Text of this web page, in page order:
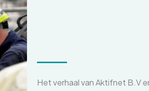
Het verhaal van Aktifnet B.V